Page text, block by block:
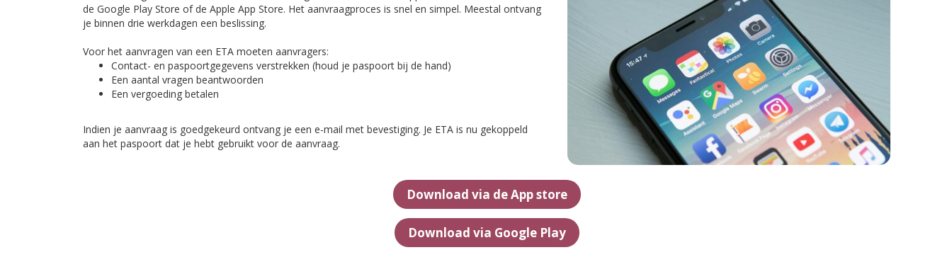
de Google Play Store of de Apple App Store. Het aanvraagproces is snel en simpel. Meestal ontvang
je binnen drie werkdagen een beslissing.
Voor het aanvragen van een ETA moeten aanvragers:
Contact- en paspoortgegevens verstrekken (houd je paspoort bij de hand)
Een aantal vragen beantwoorden
Een vergoeding betalen
Indien je aanvraag is goedgekeurd ontvang je een e-mail met bevestiging. Je ETA is nu gekoppeld
aan het paspoort dat je hebt gebruikt voor de aanvraag.
Download via de App store
Download via Google Play